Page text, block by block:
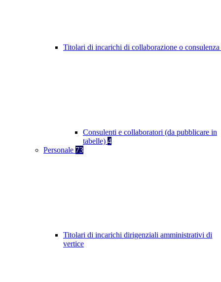
Titolari di incarichi di collaborazione o consulenza
Consulenti e collaboratori (da pubblicare in
tabelle) 4
Personale 73
Titolari di incarichi dirigenziali amministrativi di
vertice